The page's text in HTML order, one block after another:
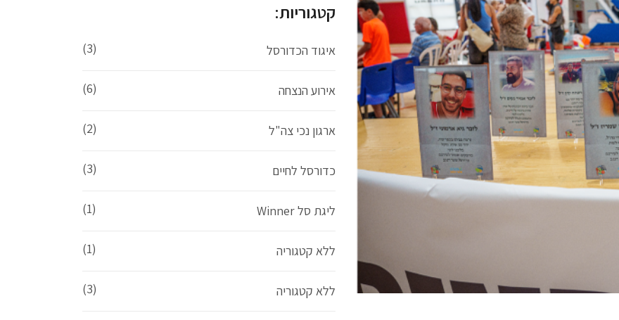
קטגוריות:
איגוד הכדורסל (3)
אירוע הנצחה (6)
ארגון נכי צה"ל (2)
כדורסל לחיים (3)
ליגת סל Winner (1)
ללא קטגוריה (1)
ללא קטגוריה (3)